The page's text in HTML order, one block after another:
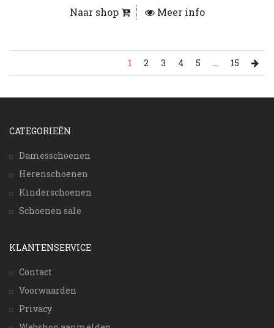
Naar shop Meer info
1 2 3 4 5 ... 15
CATEGORIEËN
Damesschoenen
Herenschoenen
Kinderschoenen
Schoenen sale
KLANTENSERVICE
Contact
Voorwaarden
Privacy